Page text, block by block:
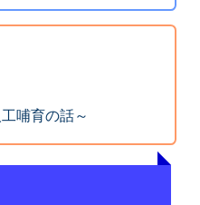
哺育の話～